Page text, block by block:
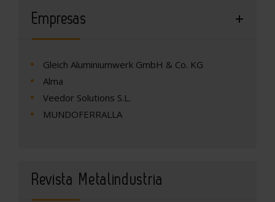
Empresas
Gleich Aluminiumwerk GmbH & Co. KG
Alma
Veedor Solutions S.L.
MUNDOFERRALLA
Revista Metalindustria